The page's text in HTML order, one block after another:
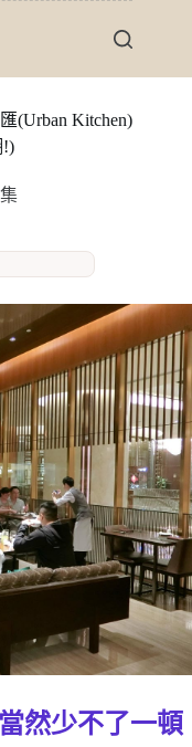
(Urban Kitchen)
!)
然少不了一頓